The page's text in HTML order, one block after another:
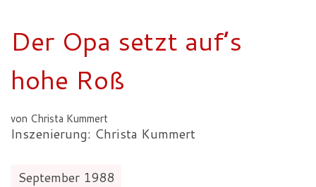
Der Opa setzt auf’s
hohe Roß
von Christa Kummert
Inszenierung: Christa Kummert
September 1988